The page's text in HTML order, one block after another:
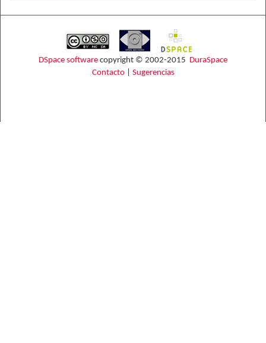
DSpace software copyright © 2002-2015 DuraSpace
Contacto| Sugerencias